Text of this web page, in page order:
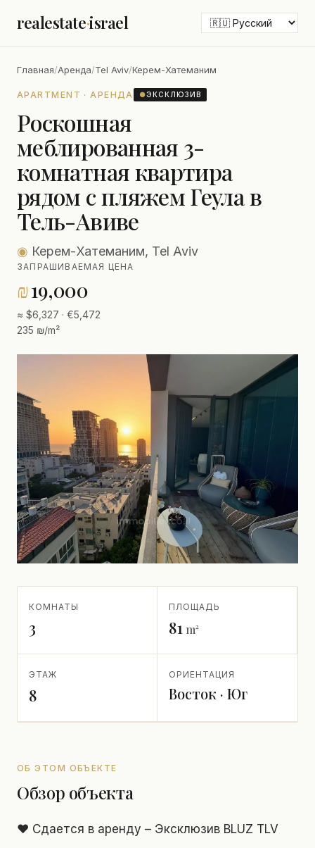
realestate·israel
Главная/Аренда/Tel Aviv/Керем-Хатеманим
APARTMENT · АРЕНДА ●ЭКСКЛЮЗИВ
Роскошная
меблированная 3-
комнатная квартира
рядом с пляжем Геула в
Тель-Авиве
◉ Керем-Хатеманим, Tel Aviv
ЗАПРАШИВАЕМАЯ ЦЕНА
₪19,000
≈ $6,327 · €5,472
235 ₪/m²
КОМНАТЫ
3
ПЛОЩАДЬ
81 m²
ЭТАЖ
8
ОРИЕНТАЦИЯ
Восток · Юг
ОБ ЭТОМ ОБЪЕКТЕ
Обзор объекта
❤️ Сдается в аренду – Эксклюзив BLUZ TLV